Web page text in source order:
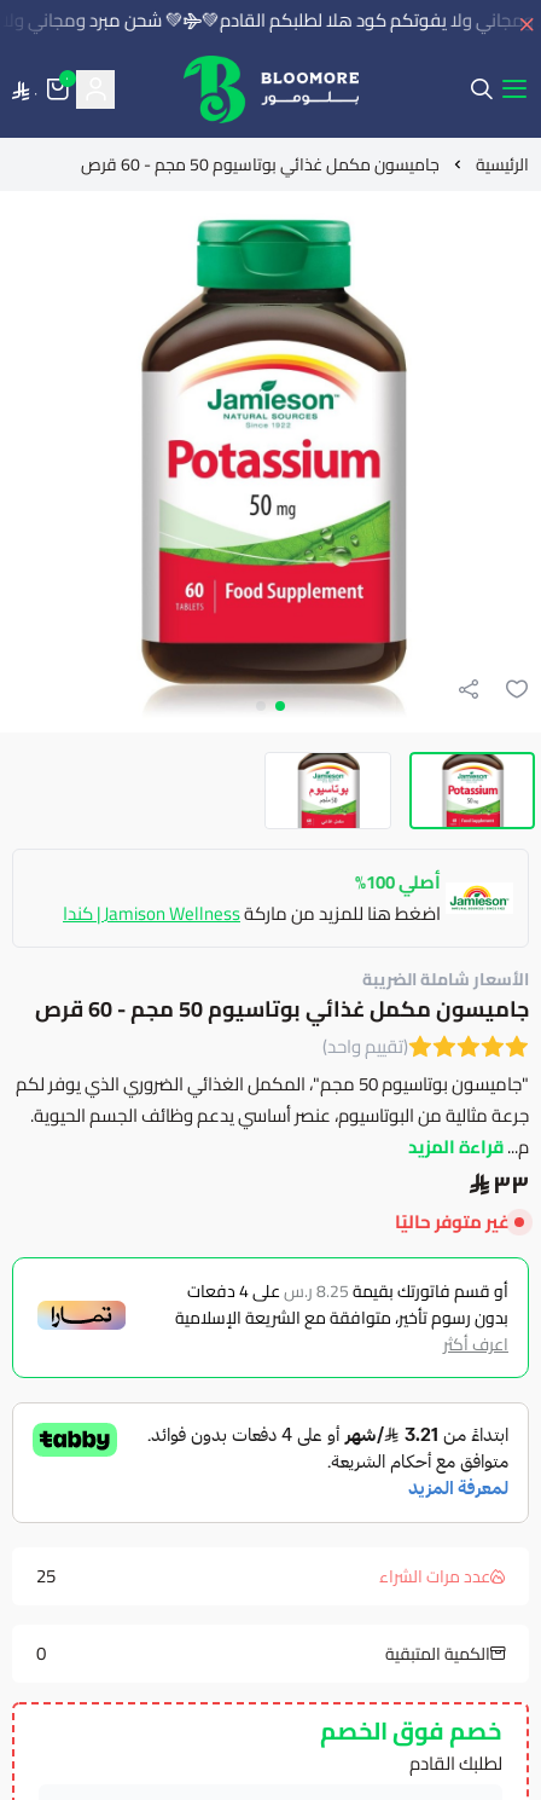
ولا يفوتكم كود هلا لطلبكم القادم💚 💚 شحن مبرد ومجاني ولا
بلومور | BLOOMORE
٠
٠
الرئيسية جاميسون مكمل غذائي بوتاسيوم 50 مجم - 60 قرص
أصلي 100%
اضغط هنا للمزيد من ماركةJamison Wellness | كندا
الأسعار شاملة الضريبة
جاميسون مكمل غذائي بوتاسيوم 50 مجم - 60 قرص
(تقييم واحد)
"جاميسون بوتاسيوم 50 مجم"، المكمل الغذائي الضروري الذي يوفر لكم
جرعة مثالية من البوتاسيوم، عنصر أساسي يدعم وظائف الجسم الحيوية.
م...قراءة المزيد
٣٣
غير متوفر حاليًا
أو قسم فاتورتك بقيمة8.25 ر.س على4دفعات
بدون رسوم تأخير، متوافقة مع الشريعة الإسلامية
اعرف أكثر
عدد مرات الشراء 25
الكمية المتبقية 0
خصم فوق الخصم
لطلبك القادم